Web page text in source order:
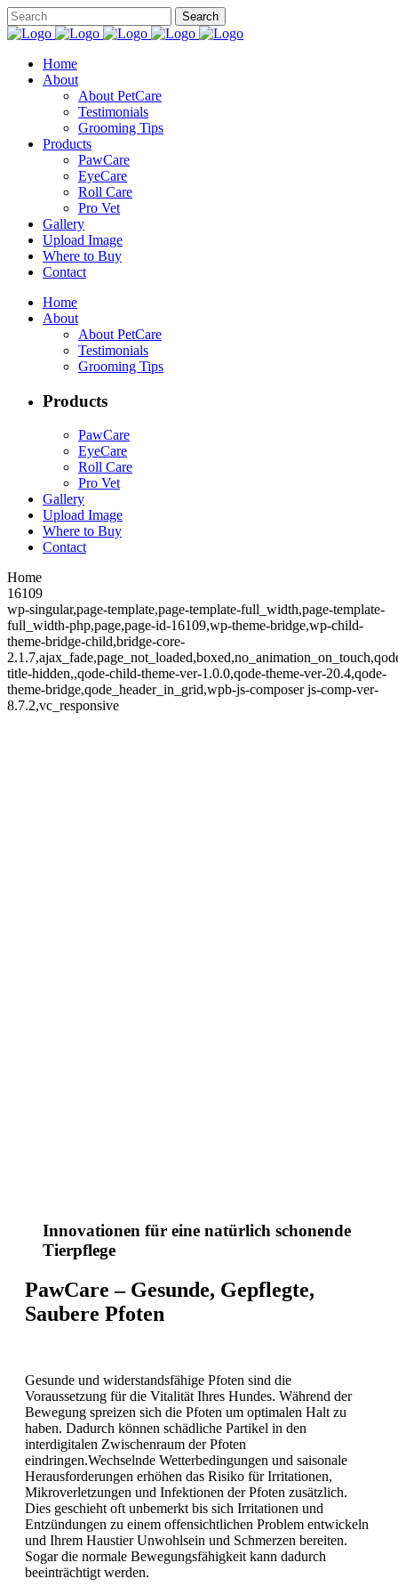
Home
About
About PetCare
Testimonials
Grooming Tips
Products
PawCare
EyeCare
Roll Care
Pro Vet
Gallery
Upload Image
Where to Buy
Contact
Home
About
About PetCare
Testimonials
Grooming Tips
Products
PawCare
EyeCare
Roll Care
Pro Vet
Gallery
Upload Image
Where to Buy
Contact
Home
16109
wp-singular,page-template,page-template-full_width,page-template-
full_width-php,page,page-id-16109,wp-theme-bridge,wp-child-
theme-bridge-child,bridge-core-
title-hidden,,qode-child-theme-ver-1.0.0,qode-theme-ver-20.4,qode-
theme-bridge,qode_header_in_grid,wpb-js-composer js-comp-ver-
8.7.2,vc_responsive
Innovationen für eine natürlich schonende
Tierpflege
PawCare – Gesunde, Gepflegte,
Saubere Pfoten
Gesunde und widerstandsfähige Pfoten sind die
Voraussetzung für die Vitalität Ihres Hundes. Während der
Bewegung spreizen sich die Pfoten um optimalen Halt zu
haben. Dadurch können schädliche Partikel in den
interdigitalen Zwischenraum der Pfoten
eindringen.Wechselnde Wetterbedingungen und saisonale
Herausforderungen erhöhen das Risiko für Irritationen,
Mikroverletzungen und Infektionen der Pfoten zusätzlich.
Dies geschieht oft unbemerkt bis sich Irritationen und
Entzündungen zu einem offensichtlichen Problem entwickeln
und Ihrem Haustier Unwohlsein und Schmerzen bereiten.
Sogar die normale Bewegungsfähigkeit kann dadurch
beeinträchtigt werden.